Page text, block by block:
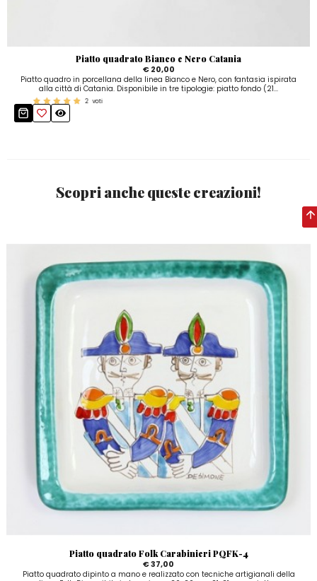
Piatto quadrato Bianco e Nero Catania
€ 20,00
Piatto quadro in porcellana della linea Bianco e Nero, con fantasia ispirata
alla città di Catania. Disponibile in tre tipologie: piatto fondo (21...
2 voti
Scopri anche queste creazioni!
Piatto quadrato Folk Carabinieri PQFK-4
€ 37,00
Piatto quadrato dipinto a mano e realizzato con tecniche artigianali della